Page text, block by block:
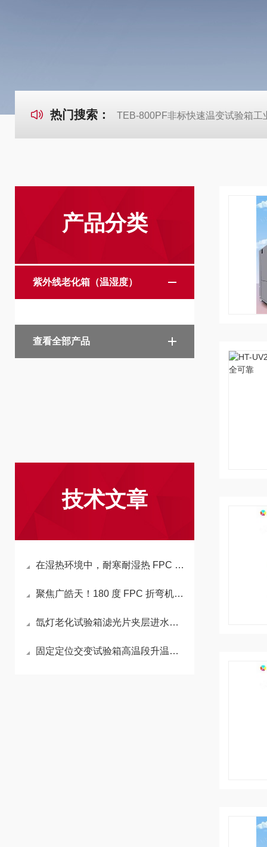
热门搜索： TEB-800PF非标快速温变试验箱工
产品分类
紫外线老化箱（温湿度）
查看全部产品
技术文章
在湿热环境中，耐寒耐湿热 FPC 折弯机的传动部件如何保养？
聚焦广皓天！180 度 FPC 折弯机凭高效性能，成智能穿戴制造 “利器”
氙灯老化试验箱滤光片夹层进水汽，对老化试验结果影响多大？
固定定位交变试验箱高温段升温缓慢或无法达到，是什么问题？